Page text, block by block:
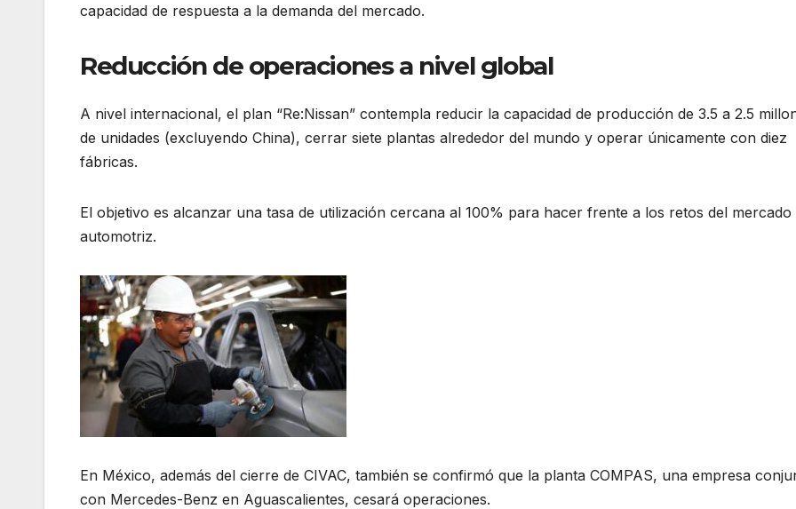
capacidad de respuesta a la demanda del mercado.
Reducción de operaciones a nivel global
A nivel internacional, el plan “Re:Nissan” contempla reducir la capacidad de producción de 3.5 a 2.5
de unidades (excluyendo China), cerrar siete plantas alrededor del mundo y operar únicamente con diez
fábricas.
El objetivo es alcanzar una tasa de utilización cercana al 100% para hacer frente a los retos del mercado
automotriz.
En México, además del cierre de CIVAC, también se confirmó que la planta COMPAS, una empresa
con Mercedes-Benz en Aguascalientes, cesará operaciones.